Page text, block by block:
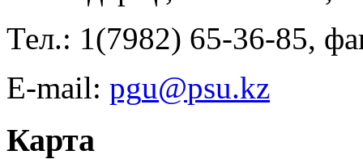
Тел.: 1(7982) 65-36-85,
E-mail:
Карта